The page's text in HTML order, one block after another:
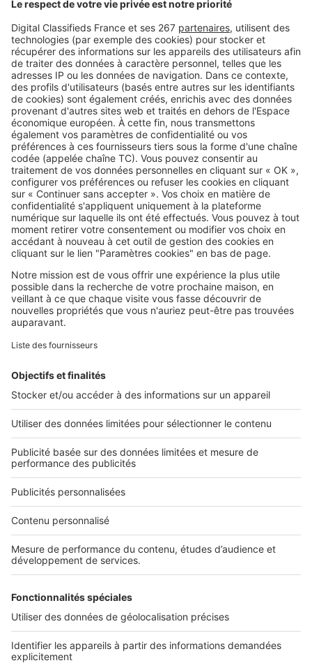
À seulement 16 km de Paris, cette
commune affiche une rentabilité
locative qui dépasse 8 %
Image
Villes
L’immobilier à Saint-Nazaire porté
par un cadre de vie de plus en
plus recherché
SeLoger c'est aussi
Retrouvez-nous sur ...
L'ENTREPRISE
Qui sommes-nous ?
Nous contacter
Nous recrutons
NOS APPLICATIONS
Découvrez nos applications
Tous nos services pro
Accès client
Mes annonces sur SeLoger
À DÉCOUVRIR